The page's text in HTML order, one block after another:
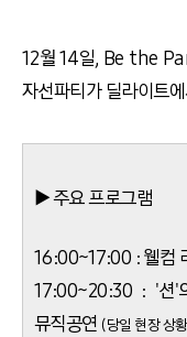
12월 14일, Be the
자선파티가 딜라이트
▶ 주요 프로그램
16:00~17:00 : 웰컴
17:00~20:30 : '션'
뮤직공연 (당일 현장 상